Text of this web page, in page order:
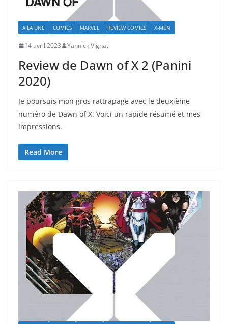
A LA UNE COMICS MARVEL REVIEW COMICS X-MEN
14 avril 2023 Yannick Vignat
Review de Dawn of X 2 (Panini
2020)
Je poursuis mon gros rattrapage avec le deuxième
numéro de Dawn of X. Voici un rapide résumé et mes
impressions.
Read More